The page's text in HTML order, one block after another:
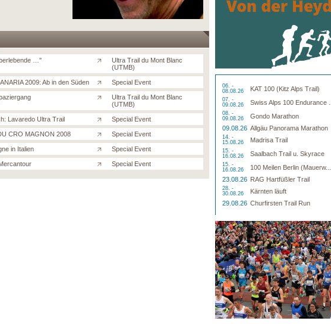
…''
Ultra Trail du Mont Blanc
(UTMB)
2009: Ab in den Süden Special Event
Ultra Trail du Mont Blanc
(UTMB)
Lavaredo Ultra Trail Special Event
CRO MAGNON 2008 Special Event
in Italien Special Event
Special Event
06. -
08.08.26
KAT 100 (Kitz Alps Trail)
07. -
09.08.26
Swiss Alps 100 Endurance ...
08. -
09.08.26
Gondo Marathon
09.08.26 Allgäu Panorama Marathon
14. -
15.08.26
Madrisa Trail
15. -
16.08.26
Saalbach Trail u. Skyrace
15. -
16.08.26
100 Meilen Berlin (Mauerw...
23.08.26 RAG Hartfüßler Trail
28. -
30.08.26
Kärnten läuft
29.08.26 Churfirsten Trail Run